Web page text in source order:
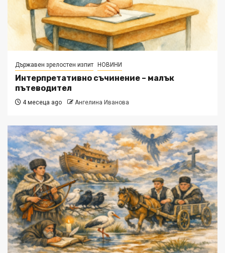
Държавен зрелостен изпит НОВИНИ
Интерпретативно съчинение – малък
пътеводител
4 месеца ago Ангелина Иванова